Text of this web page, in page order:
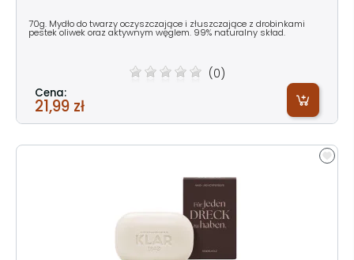
70g. Mydło do twarzy oczyszczające i złuszczające z drobinkami
pestek oliwek oraz aktywnym węglem. 99% naturalny skład.
(0)
Cena:
21,99 zł